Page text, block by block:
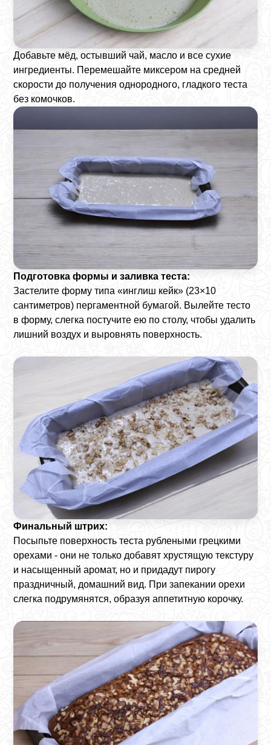
Добавьте мёд, остывший чай, масло и все сухие
ингредиенты. Перемешайте миксером на средней
скорости до получения однородного, гладкого теста
без комочков.
Подготовка формы и заливка теста:
Застелите форму типа «инглиш кейк» (23×10
сантиметров) пергаментной бумагой. Вылейте тесто
в форму, слегка постучите ею по столу, чтобы удалить
лишний воздух и выровнять поверхность.
Финальный штрих:
Посыпьте поверхность теста рублеными грецкими
орехами - они не только добавят хрустящую текстуру
и насыщенный аромат, но и придадут пирогу
праздничный, домашний вид. При запекании орехи
слегка подрумянятся, образуя аппетитную корочку.